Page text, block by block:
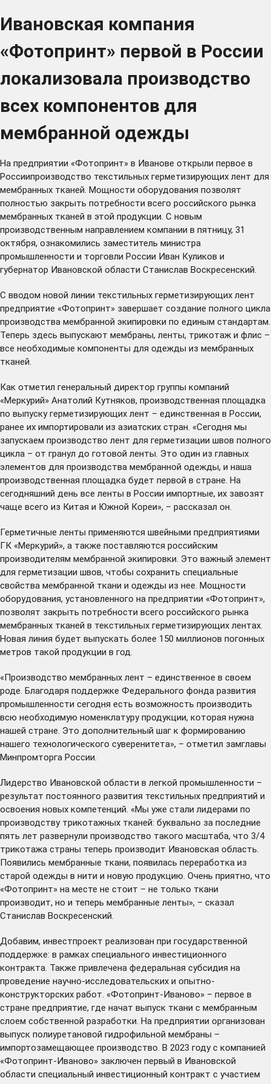
Ивановская компания
«Фотопринт» первой в России
локализовала производство
всех компонентов для
мембранной одежды
На предприятии «Фотопринт» в Иванове открыли первое в
Россиипроизводство текстильных герметизирующих лент для
мембранных тканей. Мощности оборудования позволят
полностью закрыть потребности всего российского рынка
мембранных тканей в этой продукции. С новым
производственным направлением компании в пятницу, 31
октября, ознакомились заместитель министра
промышленности и торговли России Иван Куликов и
губернатор Ивановской области Станислав Воскресенский.
С вводом новой линии текстильных герметизирующих лент
предприятие «Фотопринт» завершает создание полного цикла
производства мембранной экипировки по единым стандартам.
Теперь здесь выпускают мембраны, ленты, трикотаж и флис –
все необходимые компоненты для одежды из мембранных
тканей.
Как отметил генеральный директор группы компаний
«Меркурий» Анатолий Кутняков, производственная площадка
по выпуску герметизирующих лент – единственная в России,
ранее их импортировали из азиатских стран. «Сегодня мы
запускаем производство лент для герметизации швов полного
цикла – от гранул до готовой ленты. Это один из главных
элементов для производства мембранной одежды, и наша
производственная площадка будет первой в стране. На
сегодняшний день все ленты в России импортные, их завозят
чаще всего из Китая и Южной Кореи», – рассказал он.
Герметичные ленты применяются швейными предприятиями
ГК «Меркурий», а также поставляются российским
производителям мембранной экипировки. Это важный элемент
для герметизации швов, чтобы сохранить специальные
свойства мембранной ткани и одежды из нее. Мощности
оборудования, установленного на предприятии «Фотопринт»,
позволят закрыть потребности всего российского рынка
мембранных тканей в текстильных герметизирующих лентах.
Новая линия будет выпускать более 150 миллионов погонных
метров такой продукции в год.
«Производство мембранных лент – единственное в своем
роде. Благодаря поддержке Федерального фонда развития
промышленности сегодня есть возможность производить
всю необходимую номенклатуру продукции, которая нужна
нашей стране. Это дополнительный шаг к формированию
нашего технологического суверенитета», – отметил замглавы
Минпромторга России.
Лидерство Ивановской области в легкой промышленности –
результат постоянного развития текстильных предприятий и
освоения новых компетенций. «Мы уже стали лидерами по
производству трикотажных тканей: буквально за последние
пять лет развернули производство такого масштаба, что 3/4
трикотажа страны теперь производит Ивановская область.
Появились мембранные ткани, появилась переработка из
старой одежды в нити и новую продукцию. Очень приятно, что
«Фотопринт» на месте не стоит – не только ткани
производит, но и теперь мембранные ленты», – сказал
Станислав Воскресенский.
Добавим, инвестпроект реализован при государственной
поддержке: в рамках специального инвестиционного
контракта. Также привлечена федеральная субсидия на
проведение научно-исследовательских и опытно-
конструкторских работ. «Фотопринт-Иваново» – первое в
стране предприятие, где начат выпуск ткани с мембранным
слоем собственной разработки. На предприятии организован
выпуск полиуретановой гидрофильной мембраны –
импортозамещающее производство. В 2023 году с компанией
«Фотопринт-Иваново» заключен первый в Ивановской
области специальный инвестиционный контракт с участием